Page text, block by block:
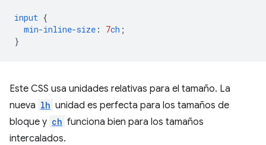
input {
min-inline-size : 7ch ;
}
Este CSS usa unidades relativas para el tamaño. La
nueva lh unidad es perfecta para los tamaños de
bloque y ch funciona bien para los tamaños
intercalados.